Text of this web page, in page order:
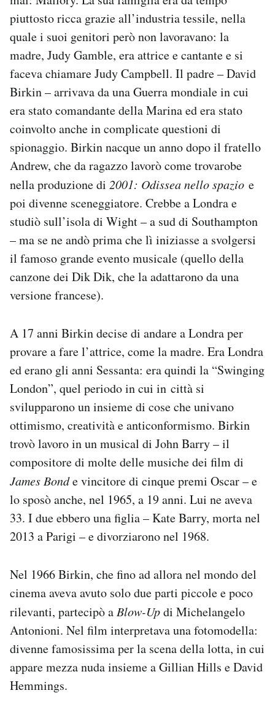
piuttosto ricca grazie all’industria tessile, nella
quale i suoi genitori però non lavoravano: la
madre, Judy Gamble, era attrice e cantante e si
faceva chiamare Judy Campbell. Il padre – David
Birkin – arrivava da una Guerra mondiale in cui
era stato comandante della Marina ed era stato
coinvolto anche in complicate questioni di
spionaggio. Birkin nacque un anno dopo il fratello
Andrew, che da ragazzo lavorò come trovarobe
nella produzione di 2001: Odissea nello spazio e
poi divenne sceneggiatore. Crebbe a Londra e
studiò sull’isola di Wight – a sud di Southampton
– ma se ne andò prima che lì iniziasse a svolgersi
il famoso grande evento musicale (quello della
canzone dei Dik Dik, che la adattarono da una
versione francese).
A 17 anni Birkin decise di andare a Londra per
provare a fare l’attrice, come la madre. Era Londra
ed erano gli anni Sessanta: era quindi la “Swinging
London”, quel periodo in cui in città si
svilupparono un insieme di cose che univano
ottimismo, creatività e anticonformismo. Birkin
trovò lavoro in un musical di John Barry – il
compositore di molte delle musiche dei film di
James Bonde vincitore di cinque premi Oscar – e
lo sposò anche, nel 1965, a 19 anni. Lui ne aveva
33. I due ebbero una figlia – Kate Barry, morta nel
2013 a Parigi – e divorziarono nel 1968.
Nel 1966 Birkin, che fino ad allora nel mondo del
cinema aveva avuto solo due parti piccole e poco
rilevanti, partecipò a Blow-Updi Michelangelo
Antonioni. Nel film interpretava una fotomodella:
divenne famosissima per la scena della lotta, in cui
appare mezza nuda insieme a Gillian Hills e David
Hemmings.